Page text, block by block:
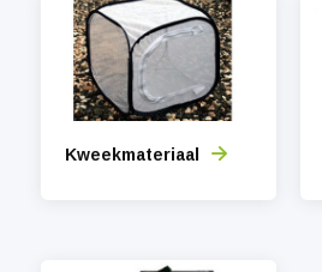
Kweekmateriaal